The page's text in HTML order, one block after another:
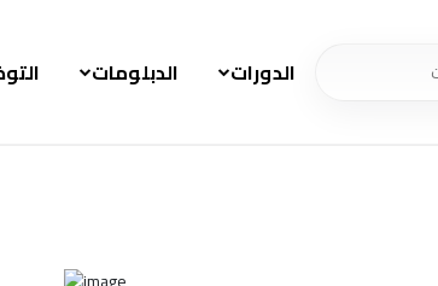
الدورات الدبلومات